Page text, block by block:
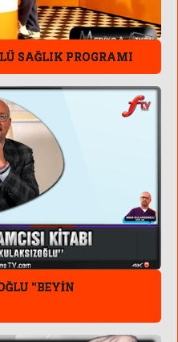
SAĞLIK PROGRAMI
''BEYİN